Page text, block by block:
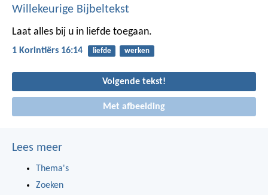
Willekeurige Bijbeltekst
Laat alles bij u in liefde toegaan.
1 Korintiërs 16:14 liefde werken
Volgende tekst!
Met afbeelding
Lees meer
Thema's
Zoeken